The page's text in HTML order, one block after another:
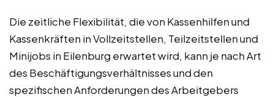
Die zeitliche Flexibilität, die von Kassenhilfen und
Kassenkräften in Vollzeitstellen, Teilzeitstellen und
Minijobs in Eilenburg erwartet wird, kann je nach Art
des Beschäftigungsverhältnisses und den
spezifischen Anforderungen des Arbeitgebers